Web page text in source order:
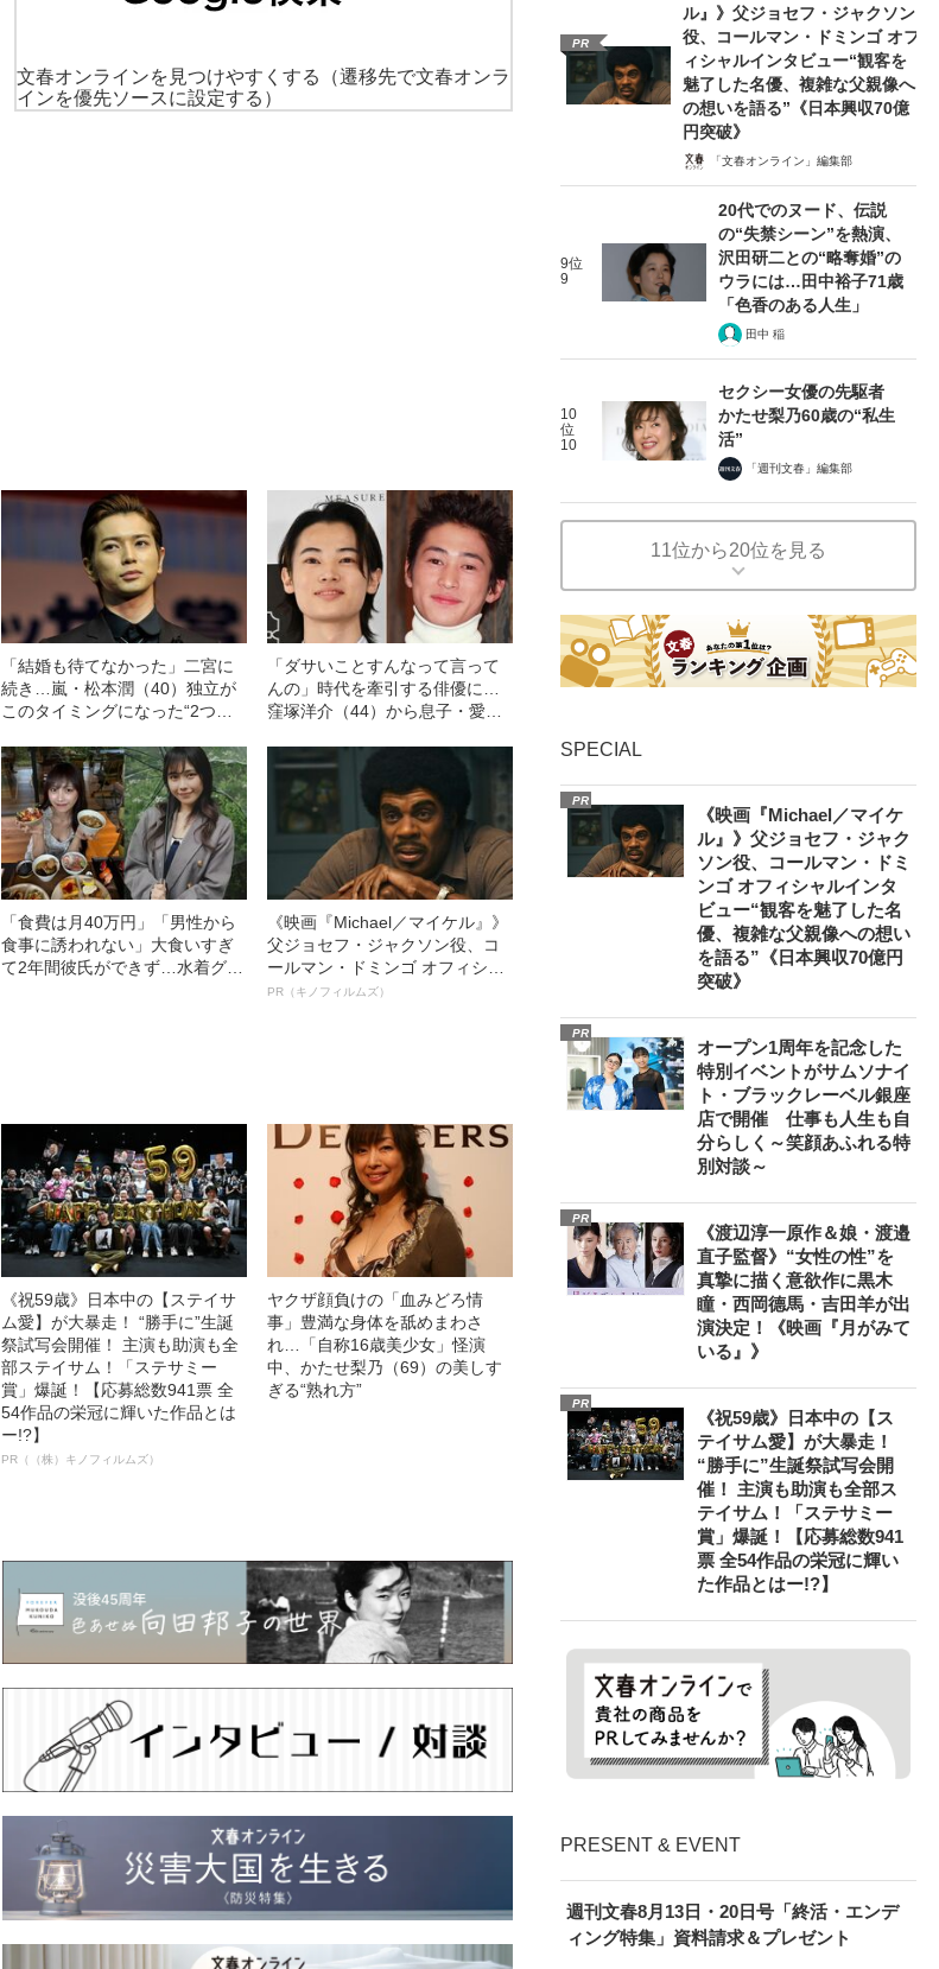
文春オンラインを見つけやすくする
（遷移先で文春オンラ
インを優先ソースに設定する）
「結婚も待てなかった」二宮に
続き…嵐・松本潤（40）独立が
このタイミングになった“2つの
「ダサいことすんなって言って
んの」時代を牽引する俳優に…
窪塚洋介（44）から息子・愛流
オーラ”の正体
「食費は月40万円」「男性から
食事に誘われない」大食いすぎ
て2年間彼氏ができず…水着グラ
《映画『Michael／マイケル』》
父ジョセフ・ジャクソン役、コ
ールマン・ドミンゴ オフィシャ
ルインタビュー“観客を魅了した
PR（キノフィルムズ）
《祝59歳》日本中の【ステイサ
ム愛】が大暴走！ “勝手に”生誕
祭試写会開催！ 主演も助演も全
部ステイサム！「ステサミー
賞」爆誕！【応募総数941票 全
54作品の栄冠に輝いた作品とは
ー!?】
PR（（株）キノフィルムズ）
ヤクザ顔負けの「血みどろ情
事」豊満な身体を舐めまわさ
れ…「自称16歳美少女」怪演
中、かたせ梨乃（69）の美しす
ぎる“熟れ方”
PR
ル』》父ジョセフ・ジャクソン
役、コールマン・ドミンゴ オフ
ィシャルインタビュー“観客を
魅了した名優、複雑な父親像へ
の想いを語る”《日本興収70億
円突破》
「文春オンライン」編集部
9位
9
20代でのヌード、伝説
の“失禁シーン”を熱演、
沢田研二との“略奪婚”の
ウラには…田中裕子71歳
「色香のある人生」
田中 稲
10
位
10
セクシー女優の先駆者
かたせ梨乃60歳の“私生
活”
「週刊文春」編集部
11位から20位を見る
SPECIAL
PR
《映画『Michael／マイケ
ル』》父ジョセフ・ジャク
ソン役、コールマン・ドミ
ンゴ オフィシャルインタ
ビュー“観客を魅了した名
優、複雑な父親像への想い
を語る”《日本興収70億円
突破》
PR
オープン1周年を記念した
特別イベントがサムソナイ
ト・ブラックレーベル銀座
店で開催 仕事も人生も自
分らしく～笑顔あふれる特
別対談～
PR
《渡辺淳一原作＆娘・渡邉
直子監督》“女性の性”を
真摯に描く意欲作に黒木
瞳・西岡德馬・吉田羊が出
演決定！《映画『月がみて
いる』》
PR
《祝59歳》日本中の【ス
テイサム愛】が大暴走！
“勝手に”生誕祭試写会開
催！ 主演も助演も全部ス
テイサム！「ステサミー
賞」爆誕！【応募総数941
票 全54作品の栄冠に輝い
た作品とはー!?】
PRESENT & EVENT
週刊文春8月13日・20日号「終活・エンデ
ィング特集」資料請求＆プレゼント